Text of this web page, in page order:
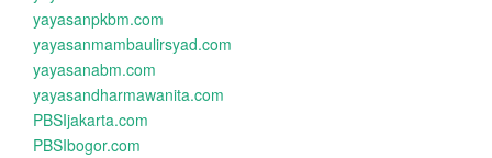
yayasanpkbm.com
yayasanmambaulirsyad.com
yayasanabm.com
yayasandharmawanita.com
PBSIjakarta.com
PBSIbogor.com